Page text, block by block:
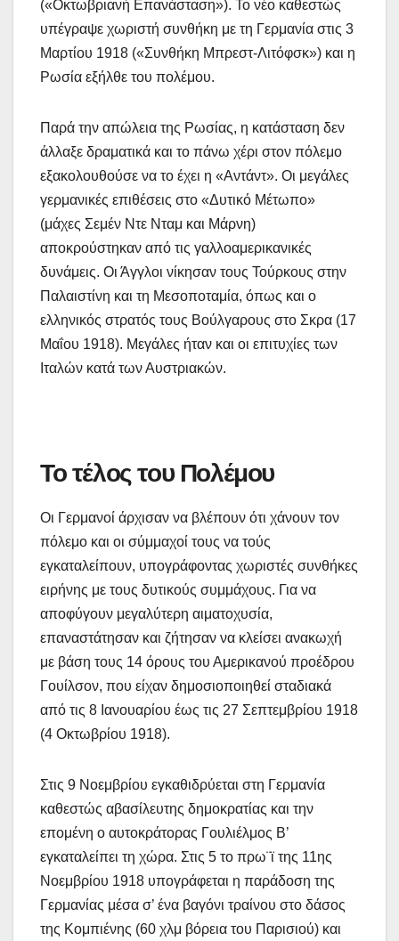
(«Οκτωβριανή Επανάσταση»). Το νέο καθεστώς
υπέγραψε χωριστή συνθήκη με τη Γερμανία στις 3
Μαρτίου 1918 («Συνθήκη Μπρεστ-Λιτόφσκ») και η
Ρωσία εξήλθε του πολέμου.
Παρά την απώλεια της Ρωσίας, η κατάσταση δεν
άλλαξε δραματικά και το πάνω χέρι στον πόλεμο
εξακολουθούσε να το έχει η «Αντάντ». Οι μεγάλες
γερμανικές επιθέσεις στο «Δυτικό Μέτωπο»
(μάχες Σεμέν Ντε Νταμ και Μάρνη)
αποκρούστηκαν από τις γαλλοαμερικανικές
δυνάμεις. Οι Άγγλοι νίκησαν τους Τούρκους στην
Παλαιστίνη και τη Μεσοποταμία, όπως και ο
ελληνικός στρατός τους Βούλγαρους στο Σκρα (17
Μαΐου 1918). Μεγάλες ήταν και οι επιτυχίες των
Ιταλών κατά των Αυστριακών.
Το τέλος του Πολέμου
Οι Γερμανοί άρχισαν να βλέπουν ότι χάνουν τον
πόλεμο και οι σύμμαχοί τους να τούς
εγκαταλείπουν, υπογράφοντας χωριστές συνθήκες
ειρήνης με τους δυτικούς συμμάχους. Για να
αποφύγουν μεγαλύτερη αιματοχυσία,
επαναστάτησαν και ζήτησαν να κλείσει ανακωχή
με βάση τους 14 όρους του Αμερικανού προέδρου
Γουίλσον, που είχαν δημοσιοποιηθεί σταδιακά
από τις 8 Ιανουαρίου έως τις 27 Σεπτεμβρίου 1918
(4 Οκτωβρίου 1918).
Στις 9 Νοεμβρίου εγκαθιδρύεται στη Γερμανία
καθεστώς αβασίλευτης δημοκρατίας και την
επομένη ο αυτοκράτορας Γουλιέλμος Β’
εγκαταλείπει τη χώρα. Στις 5 το πρω¨ϊ της 11ης
Νοεμβρίου 1918 υπογράφεται η παράδοση της
Γερμανίας μέσα σ’ ένα βαγόνι τραίνου στο δάσος
της Κομπιένης (60 χλμ βόρεια του Παρισιού) και